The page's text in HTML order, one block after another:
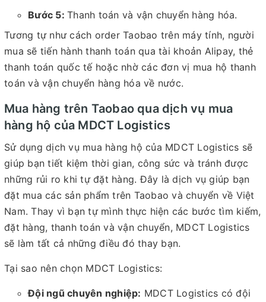
Bước 5: Thanh toán và vận chuyển hàng hóa.
Tương tự như cách order Taobao trên máy tính, người
mua sẽ tiến hành thanh toán qua tài khoản Alipay, thẻ
thanh toán quốc tế hoặc nhờ các đơn vị mua hộ thanh
toán và vận chuyển hàng hóa về nước.
Mua hàng trên Taobao qua dịch vụ mua
hàng hộ của MDCT Logistics
Sử dụng dịch vụ mua hàng hộ của MDCT Logistics sẽ
giúp bạn tiết kiệm thời gian, công sức và tránh được
những rủi ro khi tự đặt hàng. Đây là dịch vụ giúp bạn
đặt mua các sản phẩm trên Taobao và chuyển về Việt
Nam. Thay vì bạn tự mình thực hiện các bước tìm kiếm,
đặt hàng, thanh toán và vận chuyển, MDCT Logistics
sẽ làm tất cả những điều đó thay bạn.
Tại sao nên chọn MDCT Logistics:
Đội ngũ chuyên nghiệp: MDCT Logistics có đội